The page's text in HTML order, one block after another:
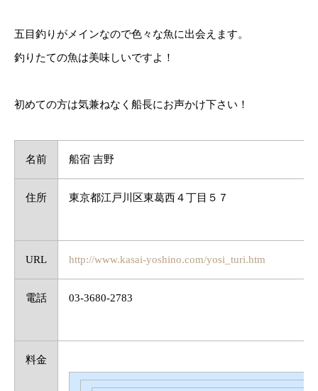
五目釣りがメインなので色々な魚に出会えます。
釣りたての魚は美味しいですよ！
初めての方は気兼ねなく船長にお声かけ下さい！
名前 船宿 吉野
住所 東京都江戸川区東葛西４丁目５７
URL http://www.kasai-yoshino.com/yosi_turi.htm
電話 03-3680-2783
料金